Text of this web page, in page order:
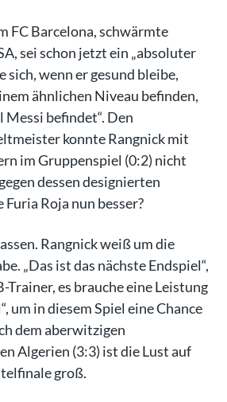
FC Barcelona, schwärmte
sei schon jetzt ein „absoluter
sich, wenn er gesund bleibe,
ähnlichen Niveau befinden,
Messi befindet“. Den
konnte Rangnick mit
im Gruppenspiel (0:2) nicht
dessen designierten
Roja nun besser?
Rangnick weiß um die
„Das ist das nächste Endspiel“,
Trainer, es brauche eine Leistung
um in diesem Spiel eine Chance
dem aberwitzigen
Algerien (3:3) ist die Lust auf
groß.